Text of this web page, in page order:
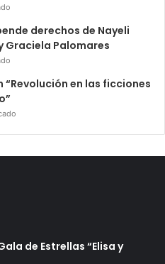
derechos de Nayeli
Graciela Palomares
“Revolución en las ficciones
de Estrellas “Elisa y